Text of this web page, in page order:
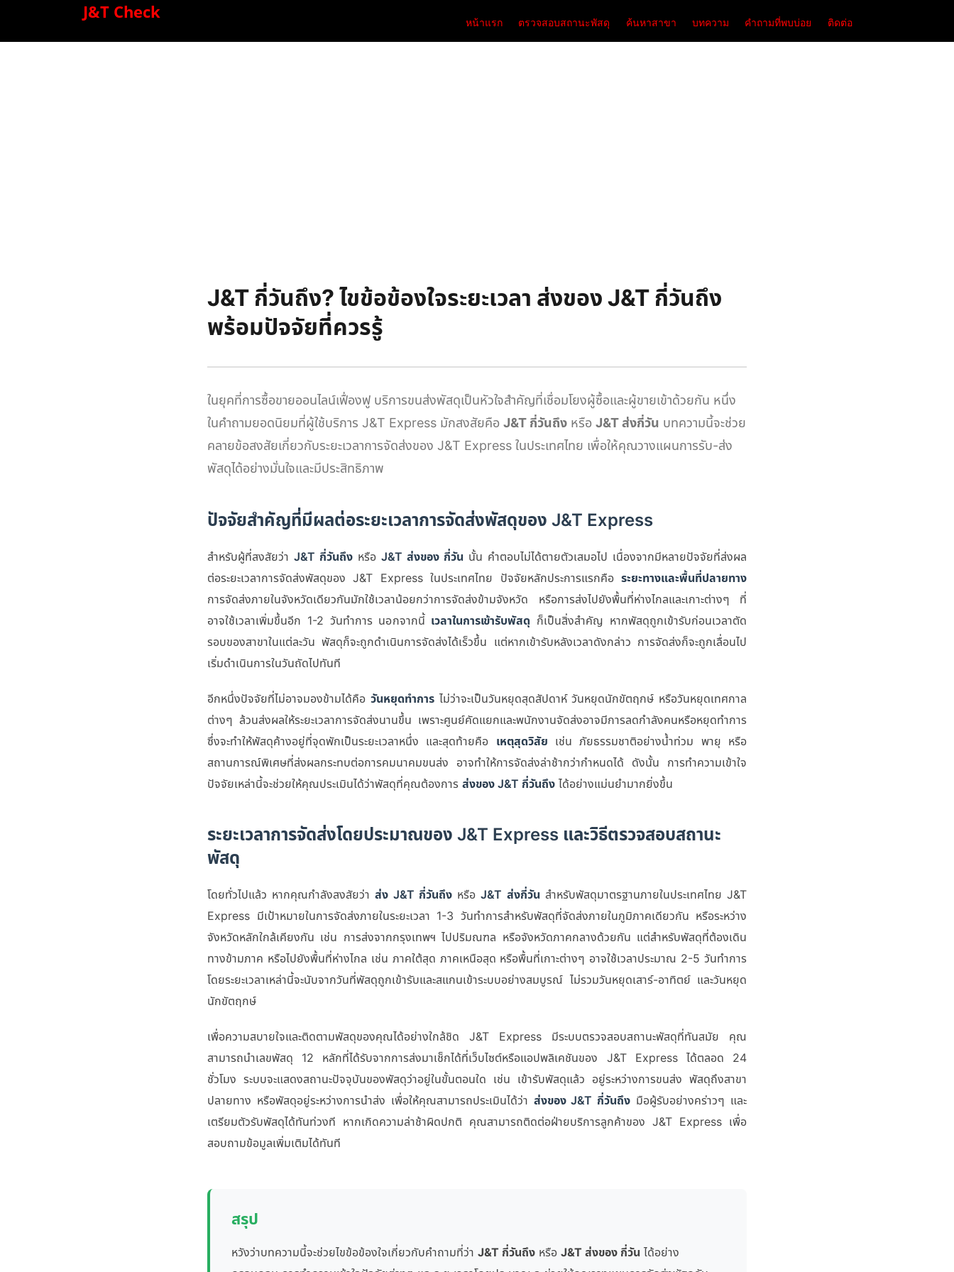
J&T Check
หน้าแรก ตรวจสอบสถานะพัสดุ ค้นหาสาขา บทความ คำถามที่พบบ่อย ติดต่อ
J&T กี่วันถึง? ไขข้อข้องใจระยะเวลา ส่งของ J&T กี่วันถึง
พร้อมปัจจัยที่ควรรู้
ในยุคที่การซื้อขายออนไลน์เฟื่องฟู บริการขนส่งพัสดุเป็นหัวใจสำคัญที่เชื่อมโยงผู้ซื้อและผู้ขายเข้าด้วยกัน หนึ่ง
ในคำถามยอดนิยมที่ผู้ใช้บริการ J&T Express มักสงสัยคือ J&T กี่วันถึง หรือ J&T ส่งกี่วัน บทความนี้จะช่วย
คลายข้อสงสัยเกี่ยวกับระยะเวลาการจัดส่งของ J&T Express ในประเทศไทย เพื่อให้คุณวางแผนการรับ-ส่ง
พัสดุได้อย่างมั่นใจและมีประสิทธิภาพ
ปัจจัยสำคัญที่มีผลต่อระยะเวลาการจัดส่งพัสดุของ J&T Express
สำหรับผู้ที่สงสัยว่า J&T กี่วันถึง หรือ J&T ส่งของ กี่วัน นั้น คำตอบไม่ได้ตายตัวเสมอไป เนื่องจากมีหลายปัจจัยที่ส่งผล
ต่อระยะเวลาการจัดส่งพัสดุของ J&T Express ในประเทศไทย ปัจจัยหลักประการแรกคือ ระยะทางและพื้นที่ปลายทาง
การจัดส่งภายในจังหวัดเดียวกันมักใช้เวลาน้อยกว่าการจัดส่งข้ามจังหวัด หรือการส่งไปยังพื้นที่ห่างไกลและเกาะต่างๆ ที่
อาจใช้เวลาเพิ่มขึ้นอีก 1-2 วันทำการ นอกจากนี้ เวลาในการเข้ารับพัสดุ ก็เป็นสิ่งสำคัญ หากพัสดุถูกเข้ารับก่อนเวลาตัด
รอบของสาขาในแต่ละวัน พัสดุก็จะถูกดำเนินการจัดส่งได้เร็วขึ้น แต่หากเข้ารับหลังเวลาดังกล่าว การจัดส่งก็จะถูกเลื่อนไป
เริ่มดำเนินการในวันถัดไปทันที
อีกหนึ่งปัจจัยที่ไม่อาจมองข้ามได้คือ วันหยุดทำการไม่ว่าจะเป็นวันหยุดสุดสัปดาห์ วันหยุดนักขัตฤกษ์ หรือวันหยุดเทศกาล
ต่างๆ ล้วนส่งผลให้ระยะเวลาการจัดส่งนานขึ้น เพราะศูนย์คัดแยกและพนักงานจัดส่งอาจมีการลดกำลังคนหรือหยุดทำการ
ซึ่งจะทำให้พัสดุค้างอยู่ที่จุดพักเป็นระยะเวลาหนึ่ง และสุดท้ายคือ เหตุสุดวิสัย เช่น ภัยธรรมชาติอย่างน้ำท่วม พายุ หรือ
สถานการณ์พิเศษที่ส่งผลกระทบต่อการคมนาคมขนส่ง อาจทำให้การจัดส่งล่าช้ากว่ากำหนดได้ ดังนั้น การทำความเข้าใจ
ปัจจัยเหล่านี้จะช่วยให้คุณประเมินได้ว่าพัสดุที่คุณต้องการ ส่งของ J&T กี่วันถึง ได้อย่างแม่นยำมากยิ่งขึ้น
ระยะเวลาการจัดส่งโดยประมาณของ J&T Express และวิธีตรวจสอบสถานะ
พัสดุ
โดยทั่วไปแล้ว หากคุณกำลังสงสัยว่าส่ง J&T กี่วันถึงหรือJ&T ส่งกี่วัน สำหรับพัสดุมาตรฐานภายในประเทศไทย J&T
Express มีเป้าหมายในการจัดส่งภายในระยะเวลา 1-3 วันทำการสำหรับพัสดุที่จัดส่งภายในภูมิภาคเดียวกัน หรือระหว่าง
จังหวัดหลักใกล้เคียงกัน เช่น การส่งจากกรุงเทพฯ ไปปริมณฑล หรือจังหวัดภาคกลางด้วยกัน แต่สำหรับพัสดุที่ต้องเดิน
ทางข้ามภาค หรือไปยังพื้นที่ห่างไกล เช่น ภาคใต้สุด ภาคเหนือสุด หรือพื้นที่เกาะต่างๆ อาจใช้เวลาประมาณ 2-5 วันทำการ
โดยระยะเวลาเหล่านี้จะนับจากวันที่พัสดุถูกเข้ารับและสแกนเข้าระบบอย่างสมบูรณ์ ไม่รวมวันหยุดเสาร์-อาทิตย์ และวันหยุด
นักขัตฤกษ์
เพื่อความสบายใจและติดตามพัสดุของคุณได้อย่างใกล้ชิด J&T Express มีระบบตรวจสอบสถานะพัสดุที่ทันสมัย คุณ
สามารถนำเลขพัสดุ 12 หลักที่ได้รับจากการส่งมาเช็กได้ที่เว็บไซต์หรือแอปพลิเคชันของ J&T Express ได้ตลอด 24
ชั่วโมง ระบบจะแสดงสถานะปัจจุบันของพัสดุว่าอยู่ในขั้นตอนใด เช่น เข้ารับพัสดุแล้ว อยู่ระหว่างการขนส่ง พัสดุถึงสาขา
ปลายทาง หรือพัสดุอยู่ระหว่างการนำส่ง เพื่อให้คุณสามารถประเมินได้ว่า ส่งของ J&T กี่วันถึง มือผู้รับอย่างคร่าวๆ และ
เตรียมตัวรับพัสดุได้ทันท่วงที หากเกิดความล่าช้าผิดปกติ คุณสามารถติดต่อฝ่ายบริการลูกค้าของ J&T Express เพื่อ
สอบถามข้อมูลเพิ่มเติมได้ทันที
สรุป
หวังว่าบทความนี้จะช่วยไขข้อข้องใจเกี่ยวกับคำถามที่ว่า J&T กี่วันถึง หรือ J&T ส่งของ กี่วัน ได้อย่าง